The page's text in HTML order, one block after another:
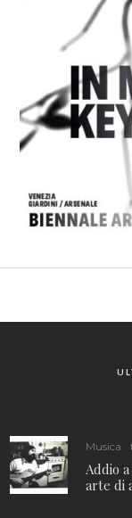
Musica
Addio
arte di